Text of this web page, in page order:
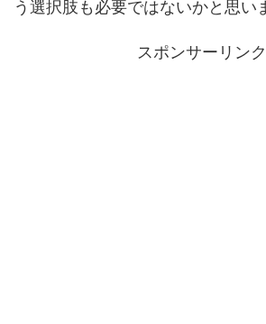
う選択肢も必要ではないかと思い
スポンサーリンク